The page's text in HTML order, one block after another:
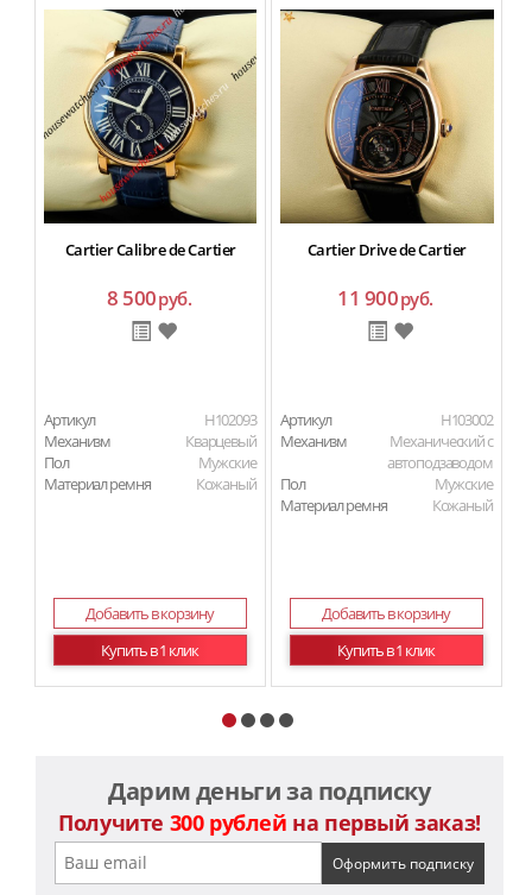
Cartier Calibre de Cartier
8 500руб.
Артикул
H102093
Механизм
Кварцевый
Пол
Мужские
Материал ремня
Кожаный
Добавить в корзину
Купить в 1 клик
Cartier Drive de Cartier
11 900руб.
Артикул
H103002
Механизм
Механический с
автоподзаводом
Пол
Мужские
Материал ремня
Кожаный
Добавить в корзину
Купить в 1 клик
Дарим деньги за подписку
Получите 300 рублей на первый заказ!